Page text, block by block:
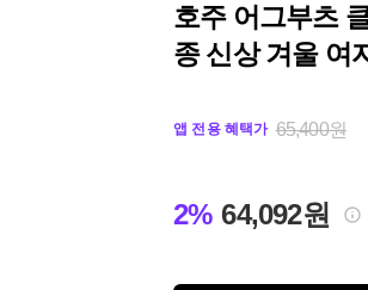
호주 어그부츠
종 신상 겨울 여
앱 전용 혜택가 65,400원
2% 64,092원